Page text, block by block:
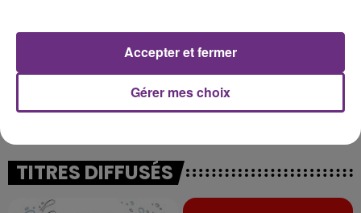
LE MAGASIN JOUÉCLUB DE REIMS FERME
fermer ses portes.
TITRES DIFFUSÉS
Gérer mes choix
Accepter et fermer